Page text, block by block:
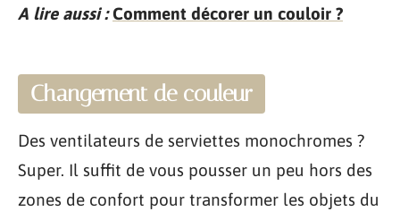
A lire aussi : Comment décorer un couloir ?
Changement de couleur
Des ventilateurs de serviettes monochromes ?
Super. Il suffit de vous pousser un peu hors des
zones de confort pour transformer les objets du